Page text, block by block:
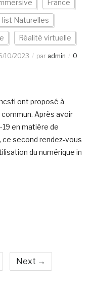
France
Naturelles
Réalité virtuelle
10/2023 par admin
0
ont proposé à
Après avoir
en matière de
second rendez-vous
du numérique in
Next →